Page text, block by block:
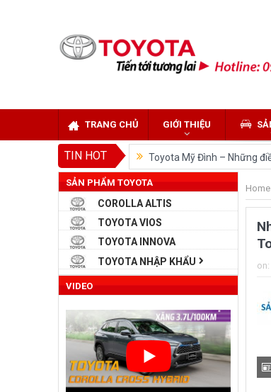
TRANG CHỦ GIỚI THIỆU
TIN HOT Toyota Mỹ Đình – Những
So sánh Toyota Veloz
Đánh giá tổng quan về xe
Những dòng xe của
Toyota Việt Nam chính
“Bật mí” những thay đổi
Những dòng xe Toyota
Lựa chọn Toyota Corolla
Home
on:
SẢN PHẨM TOYOTA
COROLLA ALTIS
TOYOTA VIOS
TOYOTA INNOVA
TOYOTA NHẬP KHẨU
VIDEO